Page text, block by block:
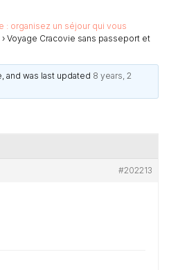
: organisez un séjour qui vous
› Voyage Cracovie sans passeport et
and was last updated 8 years, 2
#202213